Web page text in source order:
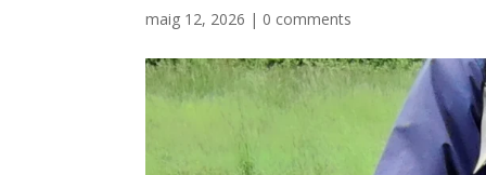
maig 12, 2026 | 0 comments